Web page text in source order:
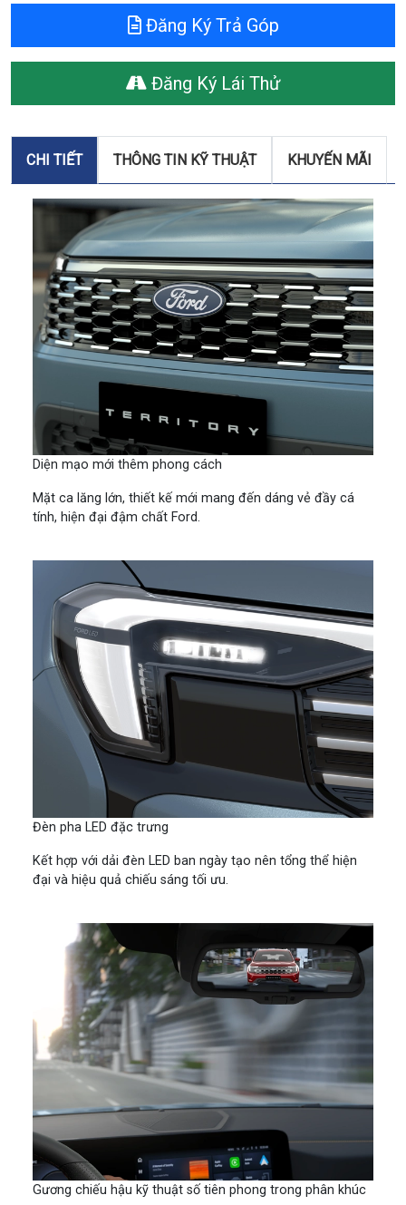
Đăng Ký Trả Góp
Đăng Ký Lái Thử
CHI TIẾT THÔNG TIN KỸ THUẬT KHUYẾN MÃI
Diện mạo mới thêm phong cách
Mặt ca lăng lớn, thiết kế mới mang đến dáng vẻ đầy cá
tính, hiện đại đậm chất Ford.
Đèn pha LED đặc trưng
Kết hợp với dải đèn LED ban ngày tạo nên tổng thể hiện
đại và hiệu quả chiếu sáng tối ưu.
Gương chiếu hậu kỹ thuật số tiên phong trong phân khúc​